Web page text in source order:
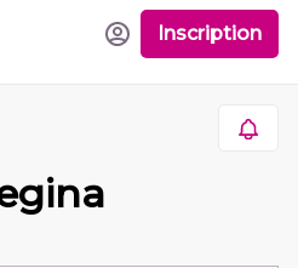
Inscription